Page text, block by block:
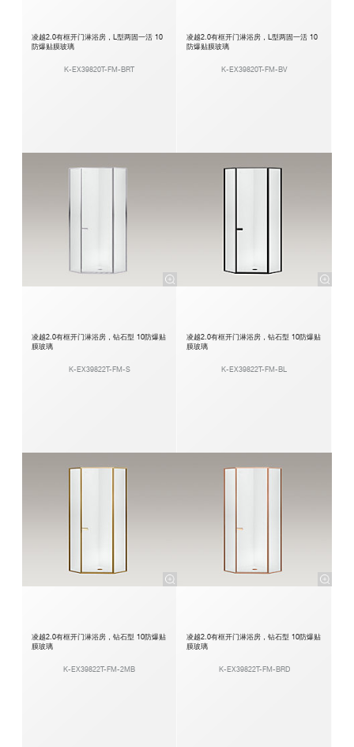
凌越2.0有框开门淋浴房，L型两固一活 10
防爆贴膜玻璃
K-EX39820T-FM-BRT
凌越2.0有框开门淋浴房，L型两固一活 10
防爆贴膜玻璃
K-EX39820T-FM-BV
凌越2.0有框开门淋浴房，钻石型 10防爆贴
膜玻璃
K-EX39822T-FM-S
凌越2.0有框开门淋浴房，钻石型 10防爆贴
膜玻璃
K-EX39822T-FM-BL
凌越2.0有框开门淋浴房，钻石型 10防爆贴
膜玻璃
K-EX39822T-FM-2MB
凌越2.0有框开门淋浴房，钻石型 10防爆贴
膜玻璃
K-EX39822T-FM-BRD